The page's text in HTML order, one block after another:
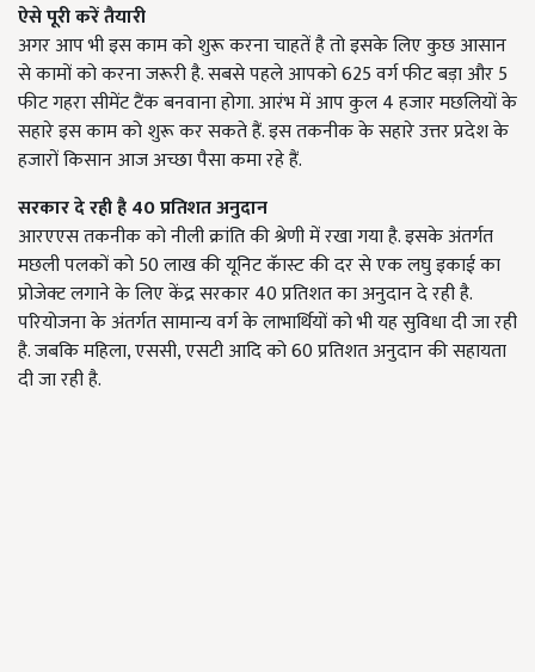
ऐसेपूरीकरेंतैयारी
अगर आप भी इस काम को शुरू करना चाहतें है तो इसके लिए कुछ आसान
से कामों को करना जरूरी है. सबसे पहले आपको 625 वर्ग फीट बड़ा और 5
फीट गहरा सीमेंट टैंक बनवाना होगा. आरंभ में आप कुल 4 हजार मछलियों के
सहारे इस काम को शुरू कर सकते हैं. इस तकनीक के सहारे उत्तर प्रदेश के
हजारों किसान आज अच्छा पैसा कमा रहे हैं.
सरकारदेरहीहै40प्रतिशतअनुदान
आरएएस तकनीक को नीली क्रांति की श्रेणी में रखा गया है. इसके अंतर्गत
मछली पलकों को 50 लाख की यूनिट कॅास्ट की दर से एक लघु इकाई का
प्रोजेक्ट लगाने के लिए केंद्र सरकार 40 प्रतिशत का अनुदान दे रही है.
परियोजना के अंतर्गत सामान्य वर्ग के लाभार्थियों को भी यह सुविधा दी जा रही
है. जबकि महिला, एससी, एसटी आदि को 60 प्रतिशत अनुदान की सहायता
दी जा रही है.